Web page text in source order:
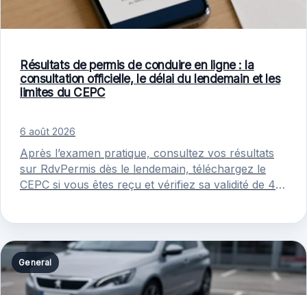
Résultats de permis de conduire en ligne : la
consultation officielle, le délai du lendemain et les
limites du CEPC
6 août 2026
Après l’examen pratique, consultez vos résultats
sur RdvPermis dès le lendemain, téléchargez le
CEPC si vous êtes reçu et vérifiez sa validité de 4
General